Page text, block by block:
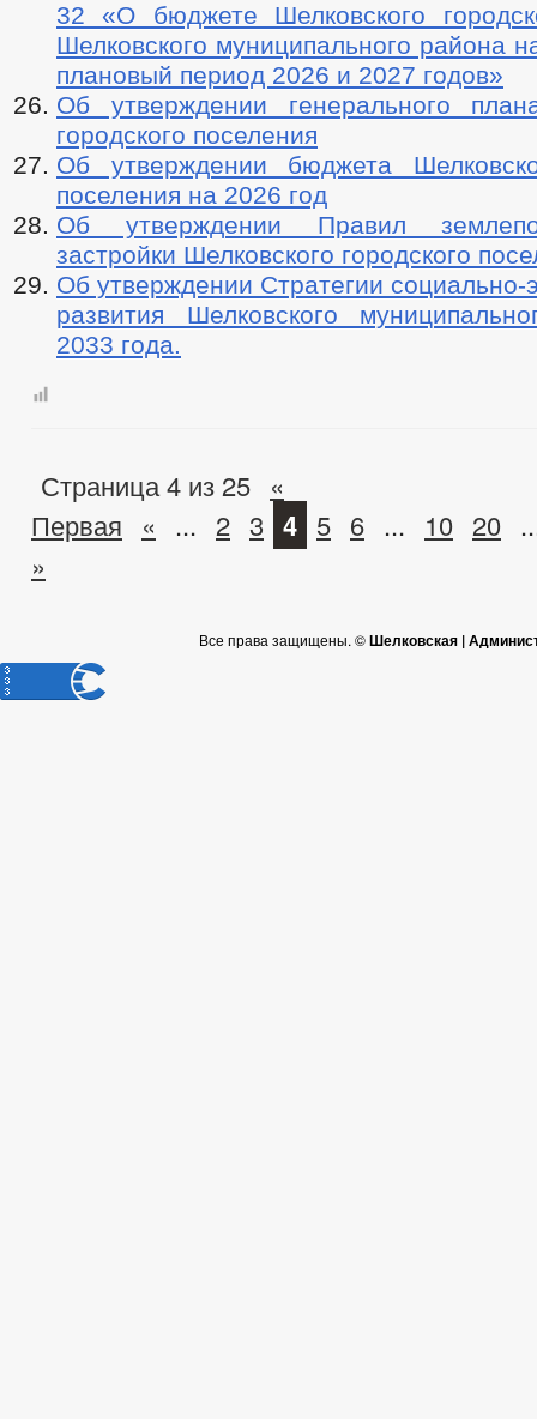
32 «О бюджете Шелковского
Шелковского муниципального района
плановый период 2026 и 2027 годов»
Об утверждении генерального
городского поселения
Об утверждении бюджета
поселения на 2026 год
Об утверждении Правил
застройки Шелковского городского
Об утверждении Стратегии социально-
развития Шелковского
2033 года.
Страница 4 из 25 «
Первая
« ... 2 3 4 5 6 ... 10 20
»
Все права защищены. ©Шелковская |